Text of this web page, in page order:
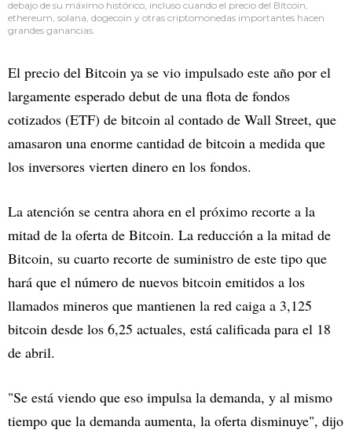
debajo de su máximo histórico, incluso cuando el precio del Bitcoin,
ethereum, solana, dogecoin y otras criptomonedas importantes hacen
grandes ganancias.
El precio del Bitcoin ya se vio impulsado este año por el
largamente esperado debut de una flota de fondos
cotizados (ETF) de bitcoin al contado de Wall Street, que
amasaron una enorme cantidad de bitcoin a medida que
los inversores vierten dinero en los fondos.
La atención se centra ahora en el próximo recorte a la
mitad de la oferta de Bitcoin. La reducción a la mitad de
Bitcoin, su cuarto recorte de suministro de este tipo que
hará que el número de nuevos bitcoin emitidos a los
llamados mineros que mantienen la red caiga a 3,125
bitcoin desde los 6,25 actuales, está calificada para el 18
de abril.
"Se está viendo que eso impulsa la demanda, y al mismo
tiempo que la demanda aumenta, la oferta disminuye", dijo